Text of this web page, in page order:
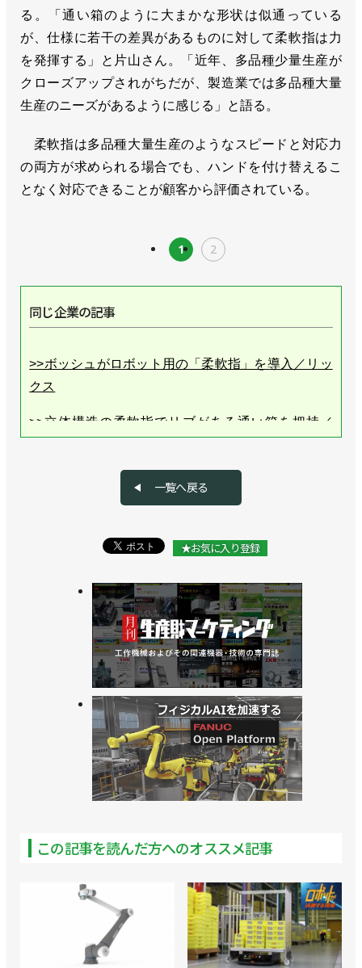
る。「通い箱のように大まかな形状は似通っている
が、仕様に若干の差異があるものに対して柔軟指は力
を発揮する」と片山さん。「近年、多品種少量生産が
クローズアップされがちだが、製造業では多品種大量
生産のニーズがあるように感じる」と語る。
柔軟指は多品種大量生産のようなスピードと対応力
の両方が求められる場合でも、ハンドを付け替えるこ
となく対応できることが顧客から評価されている。
1 2
同じ企業の記事
>>ボッシュがロボット用の「柔軟指」を導入／リッ
クス
>>立体構造の柔軟指でリブがある通い箱を把持／
一覧へ戻る
★お気に入り登録
この記事を読んだ方へのオススメ記事